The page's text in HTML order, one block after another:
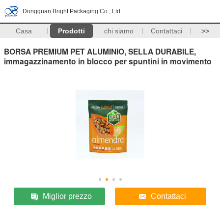
Dongguan Bright Packaging Co., Ltd.
Casa Prodotti chi siamo Contattaci >>
BORSA PREMIUM PET ALUMINIO, SELLA DURABILE,
immagazzinamento in blocco per spuntini in movimento
Miglior prezzo Contattaci